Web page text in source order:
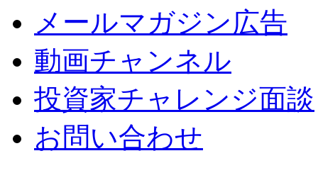
メールマガジン広告
動画チャンネル
投資家チャレンジ面談
お問い合わせ